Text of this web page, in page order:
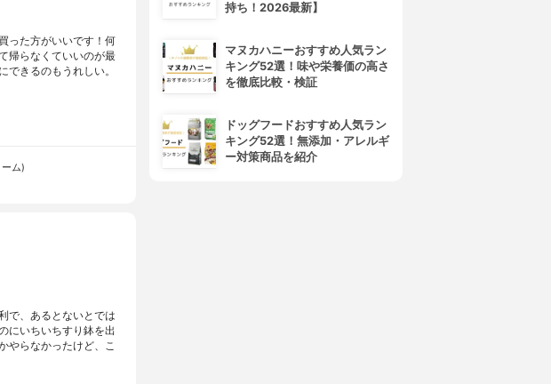
った方がいいです！何
帰らなくていいのが最
できるのもうれしい。
ム)
で、あるとないとでは
にいちいちすり鉢を出
やらなかったけど、こ
持ち！2026最新】
マヌカハニーおすすめ人気ラン
キング52選！味や栄養価の高さ
を徹底比較・検証
ドッグフードおすすめ人気ラン
キング52選！無添加・アレルギ
ー対策商品を紹介